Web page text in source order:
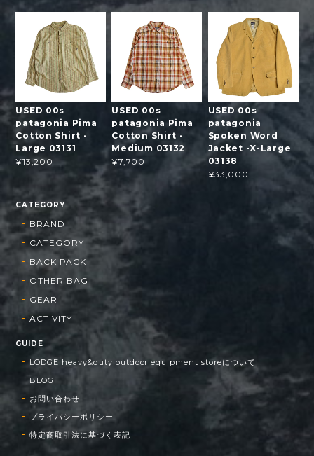
USED 00s
patagonia Pima
Cotton Shirt -
Large 03131
¥13,200
USED 00s
patagonia Pima
Cotton Shirt -
Medium 03132
¥7,700
USED 00s
patagonia
Spoken Word
Jacket -X-Large
03138
¥33,000
CATEGORY
BRAND
CATEGORY
BACK PACK
OTHER BAG
GEAR
ACTIVITY
GUIDE
LODGE heavy&duty outdoor equipment storeについて
BLOG
お問い合わせ
プライバシーポリシー
特定商取引法に基づく表記